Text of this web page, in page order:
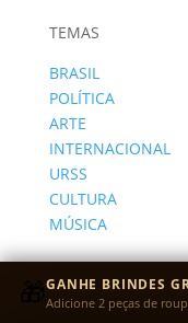
TEMAS
BRASIL
POLÍTICA
ARTE
INTERNACIONAL
URSS
CULTURA
MÚSICA
🎁GANHE BRINDES
Adicione 2 peças de